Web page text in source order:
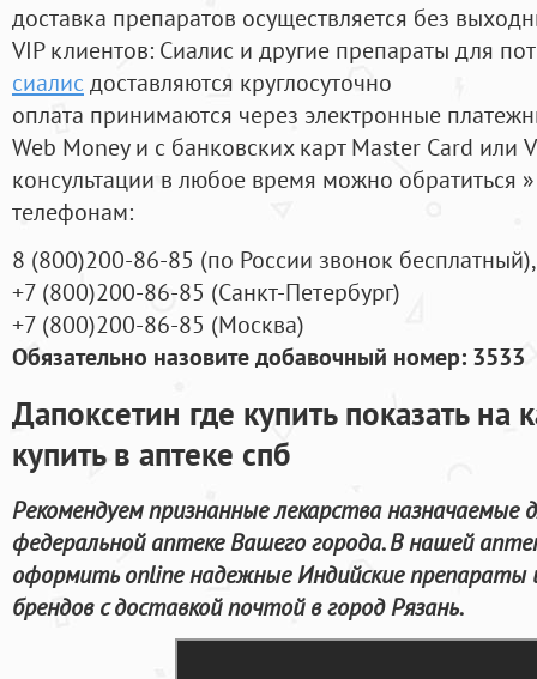
доставка препаратов осуществляется без
VIP клиентов: Сиалис и другие препараты для
сиалис доставляются круглосуточно
оплата принимаются через электронные
Web Money и с банковских карт Master Card или
консультации в любое время можно обратиться
телефонам:
8 (800)200-86-85 (по России звонок бесплатный),
+7 (800)200-86-85 (Санкт-Петербург)
+7 (800)200-86-85 (Москва)
Обязательно назовите добавочный номер: 3533
Дапоксетин где купить показать на
купить в аптеке спб
Рекомендуем признанные лекарства назначаемые
федеральной аптеке Вашего города. В нашей
оформить online надежные Индийские препараты
брендов с доставкой почтой в город Рязань.